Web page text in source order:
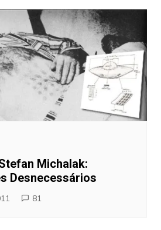
Michalak:
Desnecessários
81